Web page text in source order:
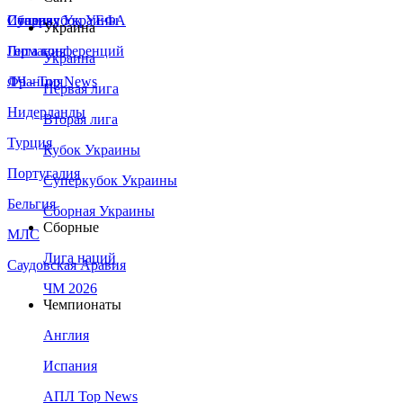
Сборная Украины
Италия
Германия
Франция
Нидерланды
Турция
Португалия
Бельгия
МЛС
Саудовская Аравия
Суперкубок УЕФА
Лига конференций
ЛЧ - Top News
Украина
Украина
Первая лига
Вторая лига
Кубок Украины
Суперкубок Украины
Сборная Украины
Сборные
Лига наций
ЧМ 2026
Чемпионаты
Англия
Испания
АПЛ Top News